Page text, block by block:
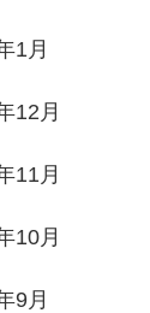
1月
12月
11月
10月
9月